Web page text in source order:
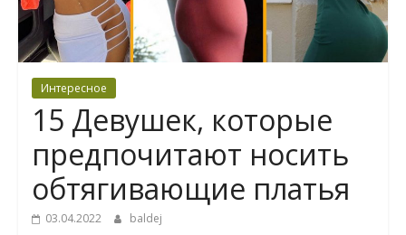
Интересное
15 Девушек, которые
предпочитают носить
обтягивающие платья
03.04.2022 baldej